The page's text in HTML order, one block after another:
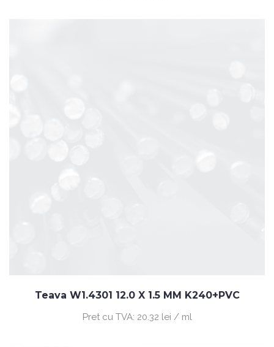
Teava W1.4301 12.0 X 1.5 MM K240+PVC
Pret cu TVA: 20.32 lei / ml